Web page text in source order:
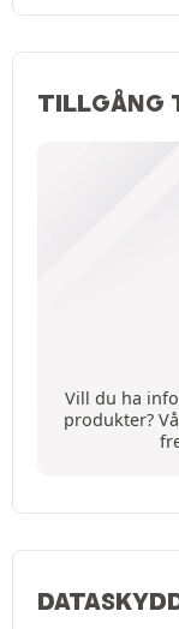
TILLGÅNG
Vill du ha
produkter?